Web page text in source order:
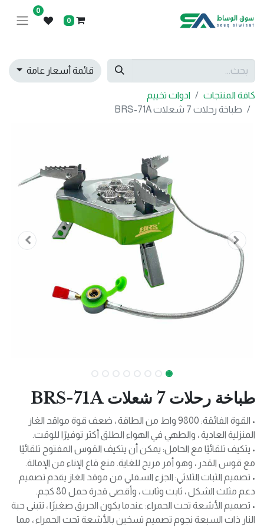
0
0
قائمة أسعار عامة
كافة المنتجات
ادوات تخييم
طباخة رحلات 7 شعلات BRS-71A
طباخة رحلات 7 شعلات BRS-71A
• القوة الفائقة: 9800 واط من الطاقة ، ضعف قوة مواقد الغاز
المنزلية العادية ، والطهي في الهواء الطلق أكثر توفيرًا للوقت.
• يتكيف تلقائيًا مع الحامل: يمكن أن يتكيف القوس المفتوح تلقائيًا
مع قوس القدر ، وهو أمر مريح للغاية. منع قاع الإناء من الإمالة.
• تصميم الثبات الثلاثي: الجزء السفلي من موقد الغاز يقدم تصميم
دعم مثلث الشكل ، ثابت وثابت ، وأقصى قدرة حمل 80 كجم.
• تصميم الأشعة تحت الحمراء: عندما يكون الحريق صغيرًا ، تتبنى حبة
النار ذات السبعة نجوم تصميم تسخين بالأشعة تحت الحمراء ، مما